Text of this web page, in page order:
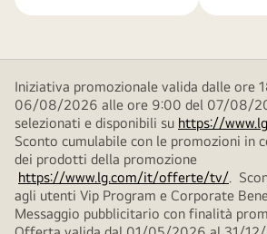
Iniziativa promozionale valida dalle ore
06/08/2026 alle ore 9:00 del 07/08/
selezionati e disponibili su https://
Sconto cumulabile con le promozioni in
dei prodotti della promozione
https://www.lg.com/it/offerte/tv/.
agli utenti Vip Program e Corporate
Messaggio pubblicitario con finalità